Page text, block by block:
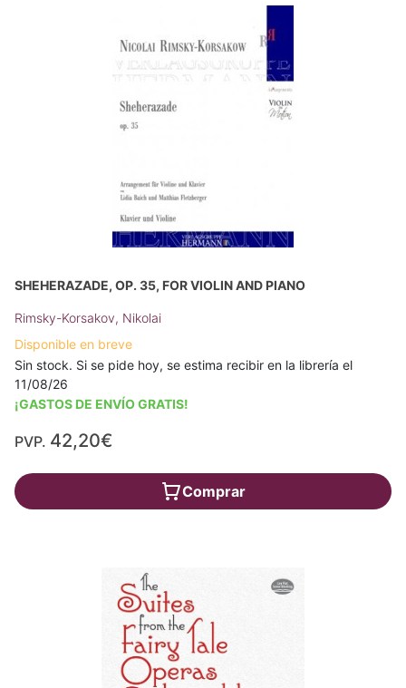
SHEHERAZADE, OP. 35, FOR VIOLIN AND PIANO
Rimsky-Korsakov, Nikolai
Disponible en breve
Sin stock. Si se pide hoy, se estima recibir en la librería el
11/08/26
¡GASTOS DE ENVÍO GRATIS!
PVP. 42,20€
Comprar